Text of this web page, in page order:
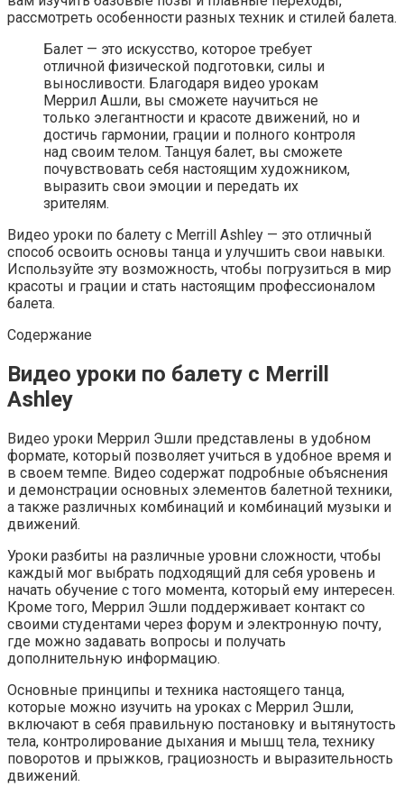
рассмотреть особенности разных техник и стилей балета.
Балет — это искусство, которое требует
отличной физической подготовки, силы и
выносливости. Благодаря видео урокам
Меррил Ашли, вы сможете научиться не
только элегантности и красоте движений, но и
достичь гармонии, грации и полного контроля
над своим телом. Танцуя балет, вы сможете
почувствовать себя настоящим художником,
выразить свои эмоции и передать их
зрителям.
Видео уроки по балету с Merrill Ashley — это отличный
способ освоить основы танца и улучшить свои навыки.
Используйте эту возможность, чтобы погрузиться в мир
красоты и грации и стать настоящим профессионалом
балета.
Содержание
Видео уроки по балету с Merrill
Ashley
Видео уроки Меррил Эшли представлены в удобном
формате, который позволяет учиться в удобное время и
в своем темпе. Видео содержат подробные объяснения
и демонстрации основных элементов балетной техники,
а также различных комбинаций и комбинаций музыки и
движений.
Уроки разбиты на различные уровни сложности, чтобы
каждый мог выбрать подходящий для себя уровень и
начать обучение с того момента, который ему интересен.
Кроме того, Меррил Эшли поддерживает контакт со
своими студентами через форум и электронную почту,
где можно задавать вопросы и получать
дополнительную информацию.
Основные принципы и техника настоящего танца,
которые можно изучить на уроках с Меррил Эшли,
включают в себя правильную постановку и вытянутость
тела, контролирование дыхания и мышц тела, технику
поворотов и прыжков, грациозность и выразительность
движений.